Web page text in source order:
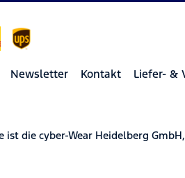
Newsletter Kontakt Liefer- &
ist die cyber-Wear Heidelberg